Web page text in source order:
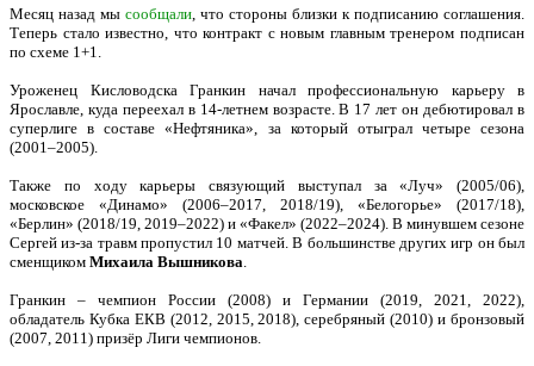
Месяц назад мы сообщали, что стороны близки к подписанию соглашения.
Теперь стало известно, что контракт с новым главным тренером подписан
по схеме 1+1.
Уроженец Кисловодска Гранкин начал профессиональную карьеру в
Ярославле, куда переехал в 14-летнем возрасте. В 17 лет он дебютировал в
суперлиге в составе «Нефтяника», за который отыграл четыре сезона
(2001–2005).
Также по ходу карьеры связующий выступал за «Луч» (2005/06),
московское «Динамо» (2006–2017, 2018/19), «Белогорье» (2017/18),
«Берлин» (2018/19, 2019–2022) и «Факел» (2022–2024). В минувшем сезоне
Сергей из-за травм пропустил 10 матчей. В большинстве других игр он был
сменщиком Михаила Вышникова.
Гранкин – чемпион России (2008) и Германии (2019, 2021, 2022),
обладатель Кубка ЕКВ (2012, 2015, 2018), серебряный (2010) и бронзовый
(2007, 2011) призёр Лиги чемпионов.